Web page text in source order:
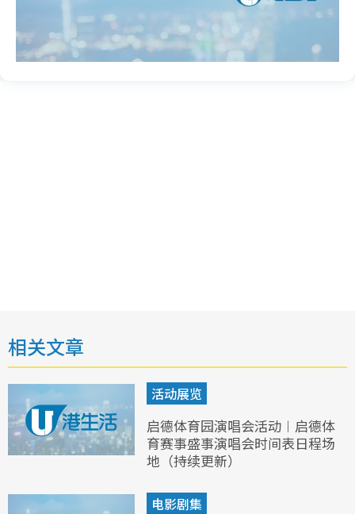
相关文章
活动展览
启德体育园演唱会活动︱启德体
育赛事盛事演唱会时间表日程场
地（持续更新）
电影剧集